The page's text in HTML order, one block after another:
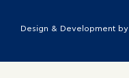
Design & Development by